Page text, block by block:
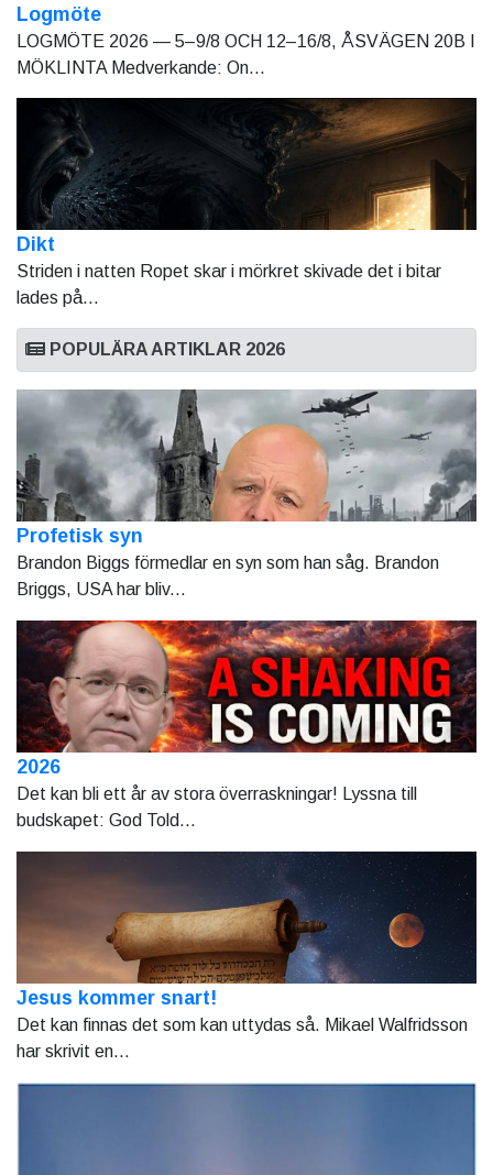
Logmöte
LOGMÖTE 2026 — 5–9/8 OCH 12–16/8, ÅSVÄGEN 20B I
MÖKLINTA Medverkande: On...
Dikt
Striden i natten Ropet skar i mörkret skivade det i bitar
lades på...
POPULÄRA ARTIKLAR 2026
Profetisk syn
Brandon Biggs förmedlar en syn som han såg. Brandon
Briggs, USA har bliv...
2026
Det kan bli ett år av stora överraskningar! Lyssna till
budskapet: God Told...
Jesus kommer snart!
Det kan finnas det som kan uttydas så. Mikael Walfridsson
har skrivit en...